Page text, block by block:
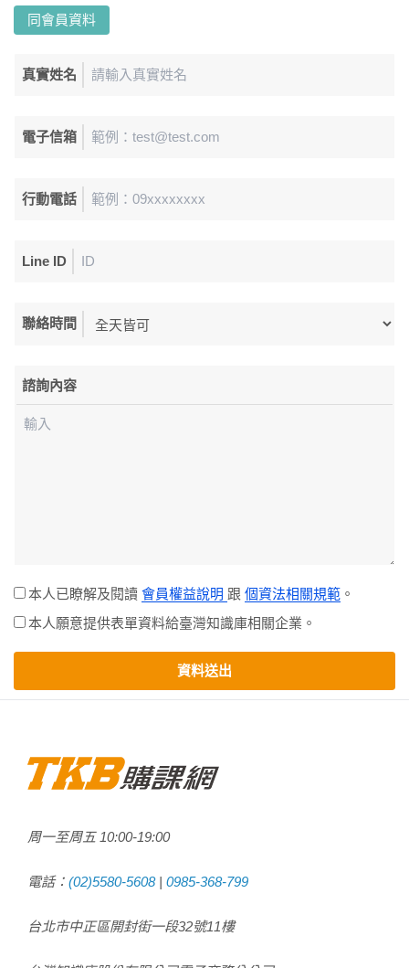
同會員資料
真實姓名
電子信箱
行動電話
Line ID
聯絡時間
諮詢內容
本人已瞭解及閱讀 會員權益說明 跟 個資法相關規範 。
本人願意提供表單資料給臺灣知識庫相關企業。
資料送出
周一至周五 10:00-19:00
電話： (02)5580-5608| 0985-368-799
台北市中正區開封街一段32號11樓